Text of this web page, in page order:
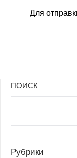
Для
ПОИСК
Рубрики